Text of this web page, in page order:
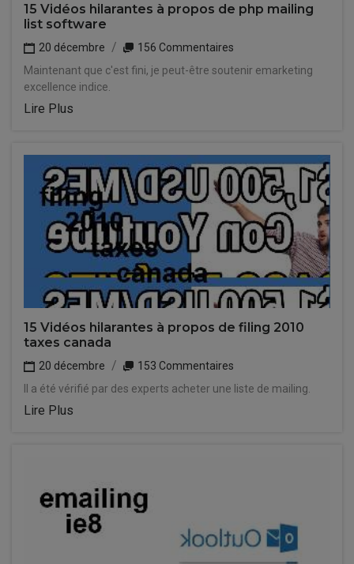
15 Vidéos hilarantes à propos de php mailing
list software
20 décembre
156 Commentaires
Maintenant que c'est fini, je peut-être soutenir emarketing
excellence indice.
Lire Plus
15 Vidéos hilarantes à propos de filing 2010
taxes canada
20 décembre
153 Commentaires
Il a été vérifié par des experts acheter une liste de mailing.
Lire Plus